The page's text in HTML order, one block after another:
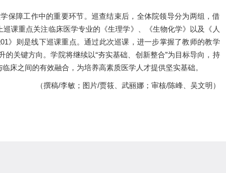
保障工作中的重要环节。巡查结束后，全体院领导分为两组，借
课重点关注临床医学专业的《生理学》、《生物化学》以及《人
》则是线下巡课重点。通过此次巡课，进一步掌握了教师的教学
关键方向。学院将继续以“夯实基础、创新整合”为目标导向，持
床之间的有效融合，为培养高素质医学人才提供坚实基础。
（撰稿/李敏；图片/贾筱、武丽娜；审核/陈峰、吴文明）